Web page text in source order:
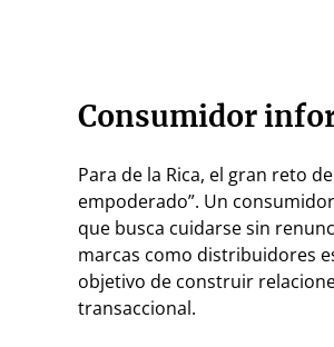
Consumidor
Para de la Rica, el gran reto
empoderado”. Un
que busca cuidarse sin
marcas como distribuidores
objetivo de construir
transaccional.